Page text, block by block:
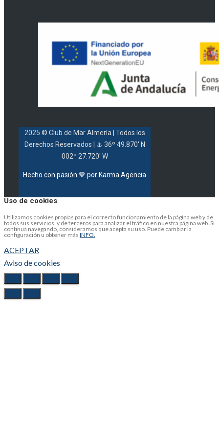
2025 © Club de Mar Almería
| Todos los
Derechos Reservados |
⚓ 36º 49.870' N
002º 27.720' W
Hecho con pasión 🧡 por Karma Agencia
Uso de cookies
Utilizamos cookies propias para el correcto funcionamiento de la página web y de
todos sus servicios, y de terceros para analizar el tráfico en nuestra página web. Si
continua navegando, consideramos que acepta su uso. Puede cambiar la
configuración u obtener más INFO.
ACEPTAR
Aviso de cookies